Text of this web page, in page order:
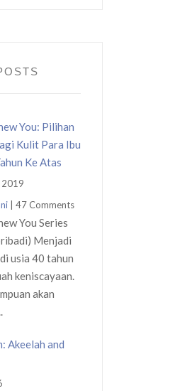
You: Pilihan
Kulit Para Ibu
Ke Atas
2019
| 47 Comments
You Series
Menjadi
usia 40 tahun
keniscayaan.
akan
Akeelah and